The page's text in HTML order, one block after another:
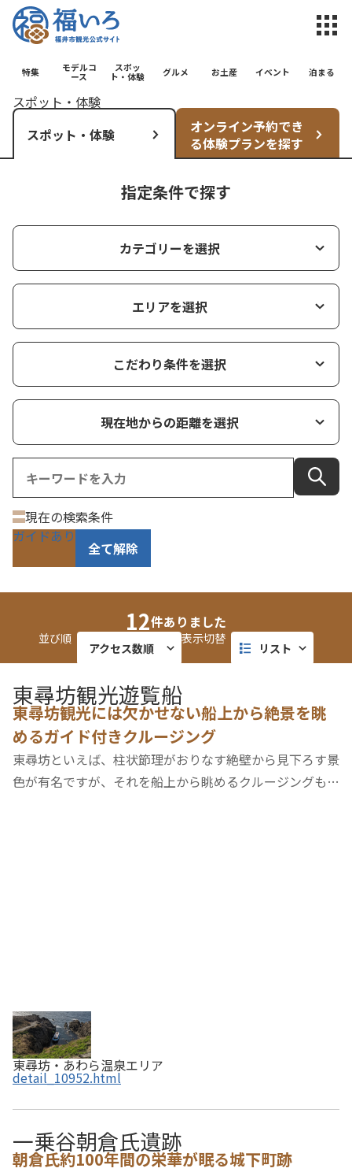
福井市観光
特集
モデルコ
ース
スポッ
ト・体験
グルメ お土産 イベント 泊まる
スポット・体験
スポット・体験
オンライン予約でき
る体験プランを探す
指定条件で探す
カテゴリーを選択
エリアを選択
こだわり条件を選択
現在地からの距離を選択
現在の検索条件
ガイドあり
全て解除
12件ありました
並び順
アクセス数順
近い順
更新順
表示切替
リスト
マップ
東尋坊観光遊覧船
東尋坊観光には欠かせない船上から絶景を眺
めるガイド付きクルージング
東尋坊といえば、柱状節理がおりなす絶壁から見下ろす景
色が有名ですが、それを船上から眺めるクルージングも人
東尋坊・あわら温泉エリア
detail_10952.html
一乗谷朝倉氏遺跡
朝倉氏約100年間の栄華が眠る城下町跡